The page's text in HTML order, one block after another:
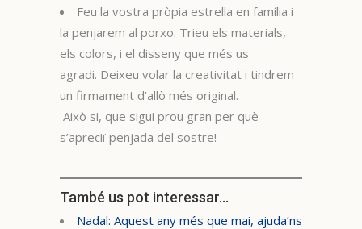
Feu la vostra pròpia estrella en família i
la penjarem al porxo. Trieu els materials,
els colors, i el disseny que més us
agradi. Deixeu volar la creativitat i tindrem
un firmament d’allò més original.
Això si, que sigui prou gran per què
s’apreciï penjada del sostre!
També us pot interessar…
Nadal: Aquest any més que mai, ajuda’ns